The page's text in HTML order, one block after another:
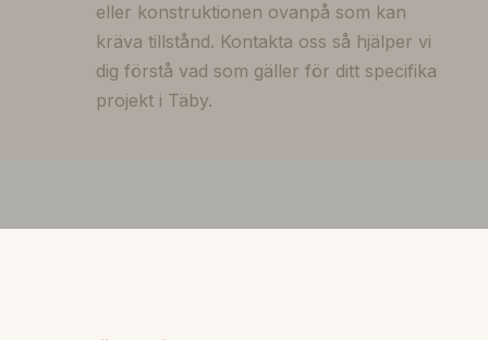
eller konstruktionen ovanpå som kan
kräva tillstånd. Kontakta oss så hjälper vi
dig förstå vad som gäller för ditt specifika
projekt i Täby.